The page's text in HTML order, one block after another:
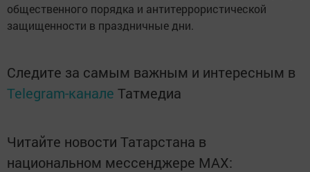
общественного порядка и антитеррористической
защищенности в праздничные дни.
Следите за самым важным и интересным в
Telegram-канале Татмедиа
Читайте новости Татарстана в
национальном мессенджере MАХ: